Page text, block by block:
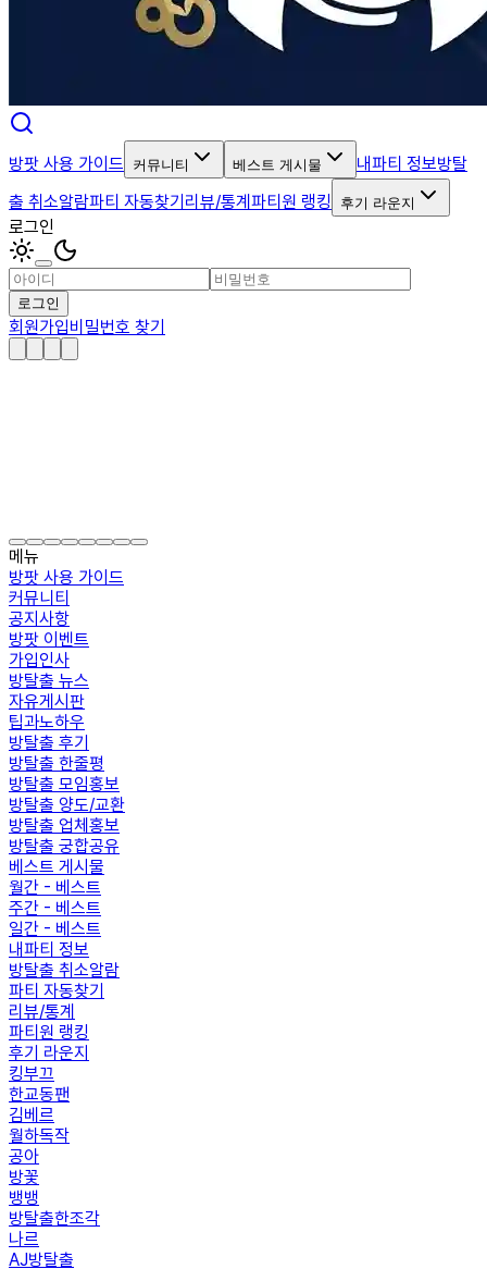
방팟 사용 가이드 커뮤니티 베스트 게시물 내파티 정보방탈
출 취소알람파티 자동찾기리뷰/통계파티원 랭킹 후기 라운지
로그인
로그인
회원가입비밀번호 찾기
메뉴
방팟 사용 가이드
커뮤니티
공지사항
방팟 이벤트
가입인사
방탈출 뉴스
자유게시판
팁과노하우
방탈출 후기
방탈출 한줄평
방탈출 모임홍보
방탈출 양도/교환
방탈출 업체홍보
방탈출 궁합공유
베스트 게시물
월간 - 베스트
주간 - 베스트
일간 - 베스트
내파티 정보
방탈출 취소알람
파티 자동찾기
리뷰/통계
파티원 랭킹
후기 라운지
킹부끄
한교동팬
김베르
월하독작
공아
방꽃
뱅뱅
방탈출한조각
나르
AJ방탈출